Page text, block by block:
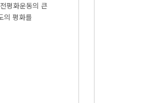
평화운동의 큰
의 평화를